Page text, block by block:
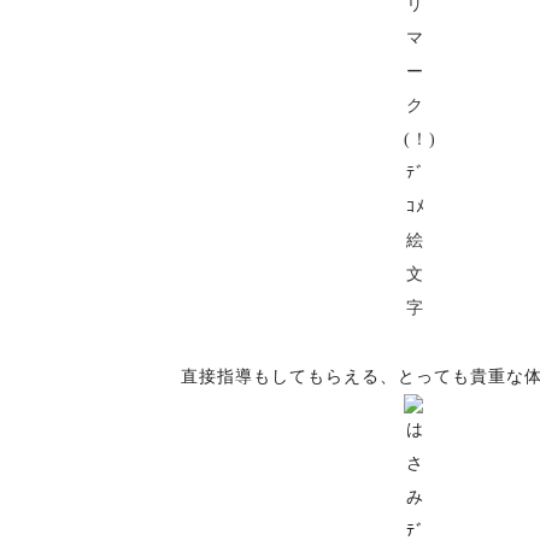
直接指導もしてもらえる、とっても貴重な